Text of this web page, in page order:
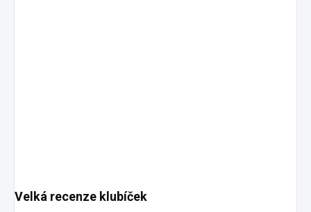
Velká recenze klubíček